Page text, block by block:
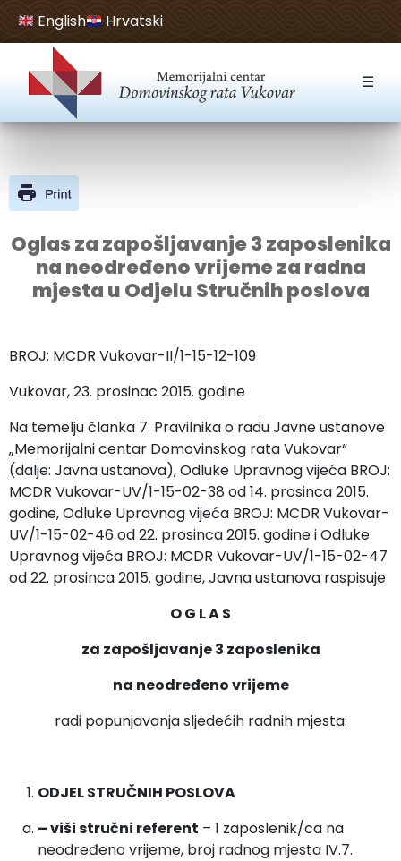
Open toolbar
English Hrvatski
☰
Oglas za zapošljavanje 3 zaposlenika
na neodređeno vrijeme za radna
mjesta u Odjelu Stručnih poslova
BROJ: MCDR Vukovar-II/1-15-12-109
Vukovar, 23. prosinac 2015. godine
Na temelju članka 7. Pravilnika o radu Javne ustanove
„Memorijalni centar Domovinskog rata Vukovar“
(dalje: Javna ustanova), Odluke Upravnog vijeća BROJ:
MCDR Vukovar-UV/1-15-02-38 od 14. prosinca 2015.
godine, Odluke Upravnog vijeća BROJ: MCDR Vukovar-
UV/1-15-02-46 od 22. prosinca 2015. godine i Odluke
Upravnog vijeća BROJ: MCDR Vukovar-UV/1-15-02-47
od 22. prosinca 2015. godine, Javna ustanova raspisuje
O G L A S
za zapošljavanje 3 zaposlenika
na neodređeno vrijeme
radi popunjavanja sljedećih radnih mjesta:
ODJEL STRUČNIH POSLOVA
– viši stručni referent – 1 zaposlenik/ca na
neodređeno vrijeme, broj radnog mjesta IV.7.